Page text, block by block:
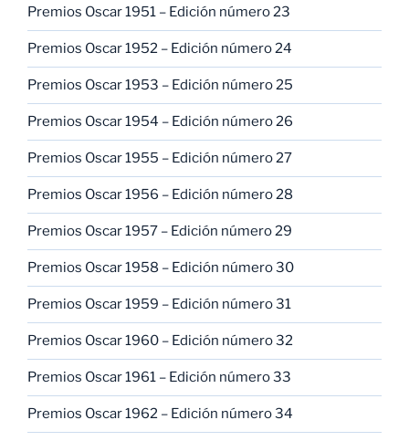
Premios Oscar 1951 – Edición número 23
Premios Oscar 1952 – Edición número 24
Premios Oscar 1953 – Edición número 25
Premios Oscar 1954 – Edición número 26
Premios Oscar 1955 – Edición número 27
Premios Oscar 1956 – Edición número 28
Premios Oscar 1957 – Edición número 29
Premios Oscar 1958 – Edición número 30
Premios Oscar 1959 – Edición número 31
Premios Oscar 1960 – Edición número 32
Premios Oscar 1961 – Edición número 33
Premios Oscar 1962 – Edición número 34